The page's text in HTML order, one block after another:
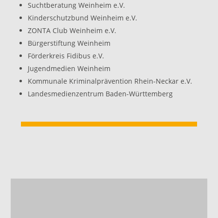
Suchtberatung Weinheim e.V.
Kinderschutzbund Weinheim e.V.
ZONTA Club Weinheim e.V.
Bürgerstiftung Weinheim
Förderkreis Fidibus e.V.
Jugendmedien Weinheim
Kommunale Kriminalprävention Rhein-Neckar e.V.
Landesmedienzentrum Baden-Württemberg